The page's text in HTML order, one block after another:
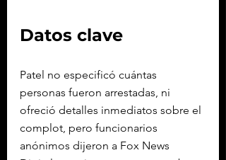
Datos clave
Patel no especificó cuántas
personas fueron arrestadas, ni
ofreció detalles inmediatos sobre el
complot, pero funcionarios
anónimos dijeron a Fox News